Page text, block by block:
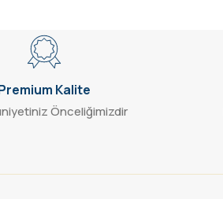
Kalite
Önceliğimizdir